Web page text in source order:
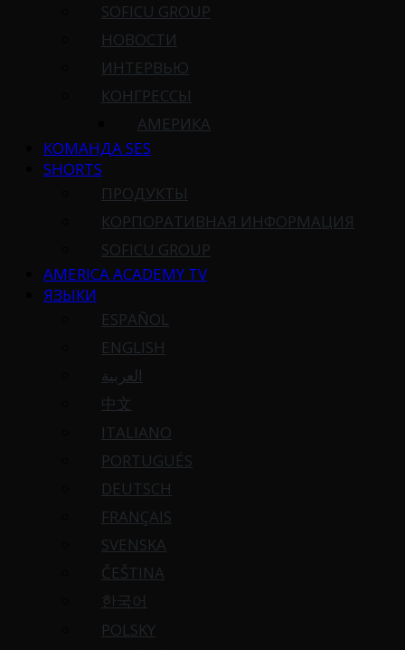
SOFICU GROUP
НОВОСТИ
ИНТЕРВЬЮ
КОНГРЕССЫ
АМЕРИКА
КОМАНДА SES
SHORTS
ПРОДУКТЫ
КОРПОРАТИВНАЯ ИНФОРМАЦИЯ
SOFICU GROUP
AMERICA ACADEMY TV
ЯЗЫКИ
ESPAÑOL
ENGLISH
العربية
中文
ITALIANO
PORTUGUÉS
DEUTSCH
FRANÇAIS
SVENSKA
ČEŠTINA
한국어
POLSKY